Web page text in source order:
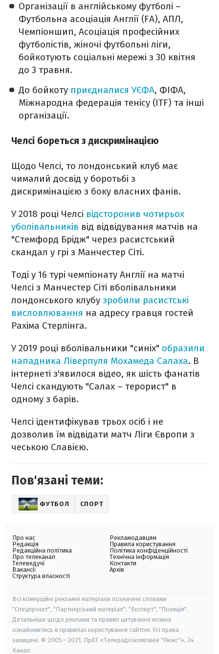
Організації в англійському футболі –
Футбольна асоціація Англії (FA), АПЛ,
Чемпіоншип, Асоціація професійних
футболістів, жіночі футбольні ліги,
бойкотують соціальні мережі з 30 квітня
до 3 травня.
До бойкоту приєдналися УЄФА, ФІФА,
Міжнародна федерація тенісу (ITF) та інші
організації.
Челсі бореться з дискримінацією
Щодо Челсі, то лондонський клуб має
чималий досвід у боротьбі з
дискримінацією з боку власних фанів.
У 2018 році Челсі відсторонив чотирьох
уболівальників від відвідування матчів на
"Стемфорд Брідж" через расистський
скандал у грі з Манчестер Сіті.
Тоді у 16 турі чемпіонату Англії на матчі
Челсі з Манчестер Сіті вболівальники
лондонського клубу зробили расистські
висловлювання на адресу гравця гостей
Рахіма Стерлінга.
У 2019 році вболівальники "синіх" образили
нападника Ліверпуля Мохамеда Салаха. В
інтернеті з'явилося відео, як шість фанатів
Челсі скандують "Салах – терорист" в
одному з барів.
Челсі ідентифікував трьох осіб і не
дозволив їм відвідати матч Ліги Європи з
чеською Славією.
Пов'язані теми:
ФУТБОЛ СПОРТ
Про нас
Редакція
Редакційна політика
Про телеканал
Телеведучі
Вакансії
Структура власності
Рекламодавцям
Правила користування
Політика конфіденційності
Технічна інформація
Контакти
Архів
Всі комерційні рекламні матеріали позначені словами
"Спецпроєкт", "Партнерський матеріал", "Експерт", "Позиція".
Детальніше щодо реклами та правил цитування можна
ознайомитись в правилах користування сайтом. Усі права
захищені. © 2005—2021, ПрАТ «Телерадіокомпанія "Люкс"», 24
Канал.